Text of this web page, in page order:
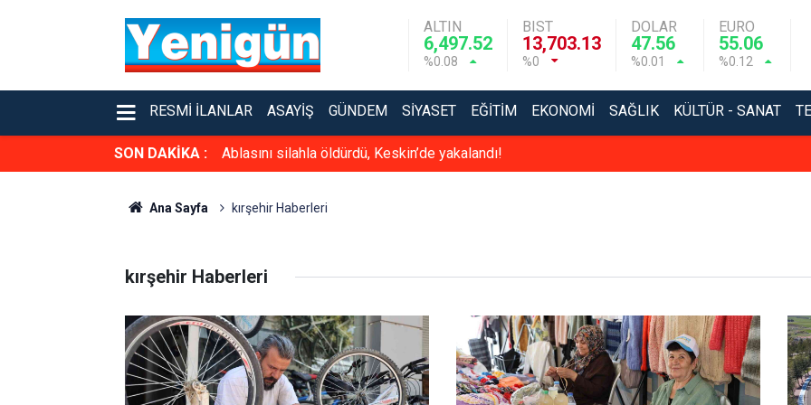
ALTIN
6,497.52
%0.08
BIST
13,703.13
%0
DOLAR
47.56
%0.01
EURO
55.06
%0.12
RESMI İLANLAR ASAYIŞ GÜNDEM SIYASET EĞITIM EKONOMI SAĞLIK KÜLTÜR - SANAT
SON DAKİKA : Ablasını silahla öldürdü, Keskin’de yakalandı!
Ana Sayfa kırşehir Haberleri
kırşehir Haberleri